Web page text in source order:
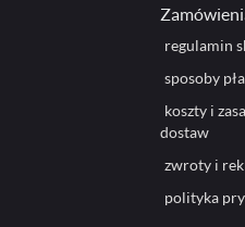
regulamin
sposoby
koszty i
dostaw
zwroty i
polityka